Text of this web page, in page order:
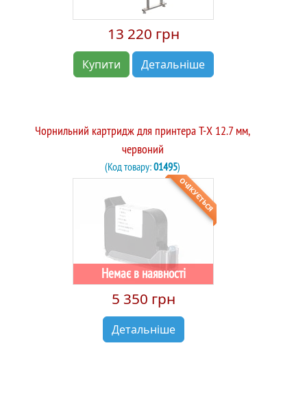
13 220 грн
Купити Детальніше
Чорнильний картридж для принтера T-X 12.7 мм,
червоний
(Код товару:01495)
Немає в наявності
ОЧІКУЄТЬСЯ
5 350 грн
Детальніше